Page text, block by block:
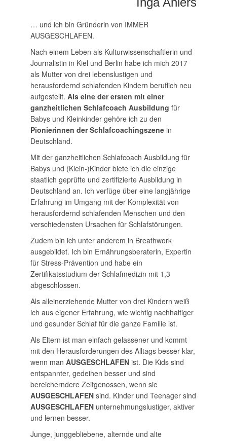
… und ich bin Gründerin von IMMER
AUSGESCHLAFEN.
Nach einem Leben als Kulturwissenschaftlerin und
Journalistin in Kiel und Berlin habe ich mich 2017
als Mutter von drei lebenslustigen und
herausfordernd schlafenden Kindern beruflich neu
aufgestellt. Als eine der ersten mit einer
ganzheitlichen Schlafcoach Ausbildung für
Babys und Kleinkinder gehöre ich zu den
Pionierinnen der Schlafcoachingszene in
Deutschland.
Mit der ganzheitlichen Schlafcoach Ausbildung für
Babys und (Klein-)Kinder biete ich die einzige
staatlich geprüfte und zertifizierte Ausbildung in
Deutschland an. Ich verfüge über eine langjährige
Erfahrung im Umgang mit der Komplexität von
herausfordernd schlafenden Menschen und den
verschiedensten Ursachen für Schlafstörungen.
Zudem bin ich unter anderem in Breathwork
ausgebildet. Ich bin Ernährungsberaterin, Expertin
für Stress-Prävention und habe ein
Zertifikatsstudium der Schlafmedizin mit 1,3
abgeschlossen.
Als alleinerziehende Mutter von drei Kindern weiß
ich aus eigener Erfahrung, wie wichtig nachhaltiger
und gesunder Schlaf für die ganze Familie ist.
Als Eltern ist man einfach gelassener und kommt
mit den Herausforderungen des Alltags besser klar,
wenn man AUSGESCHLAFEN ist. Die Kids sind
entspannter, gedeihen besser und sind
bereicherndere Zeitgenossen, wenn sie
AUSGESCHLAFEN sind. Kinder und Teenager sind
AUSGESCHLAFEN unternehmungslustiger, aktiver
und lernen besser.
Junge, junggebliebene, alternde und alte